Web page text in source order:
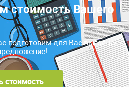
стоимость Вашего
подготовим для Вас выгодное
стоимость